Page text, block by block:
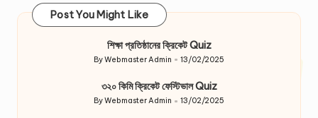
Post You Might Like
শিক্ষা প্রতিষ্ঠানের ক্রিকেট Quiz
Posted
ByWebmaster Admin 13/02/2025
৩২০ কিমি ক্রিকেট ফেস্টিভাল Quiz
Posted
ByWebmaster Admin 13/02/2025